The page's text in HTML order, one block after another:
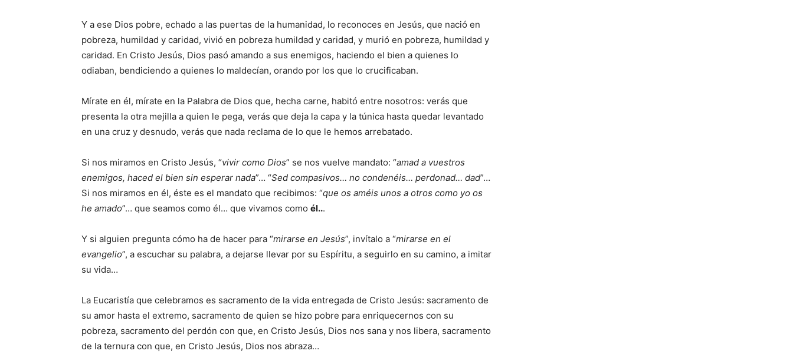
Y a ese Dios pobre, echado a las puertas de la humanidad, lo reconoces en Jesús, que nació en
pobreza, humildad y caridad, vivió en pobreza humildad y caridad, y murió en pobreza, humildad y
caridad. En Cristo Jesús, Dios pasó amando a sus enemigos, haciendo el bien a quienes lo
odiaban, bendiciendo a quienes lo maldecían, orando por los que lo crucificaban.
Mírate en él, mírate en la Palabra de Dios que, hecha carne, habitó entre nosotros: verás que
presenta la otra mejilla a quien le pega, verás que deja la capa y la túnica hasta quedar levantado
en una cruz y desnudo, verás que nada reclama de lo que le hemos arrebatado.
Si nos miramos en Cristo Jesús, “vivir como Dios” se nos vuelve mandato: “amad a vuestros
enemigos, haced el bien sin esperar nada”… “Sed compasivos… no condenéis… perdonad… dad”…
Si nos miramos en él, éste es el mandato que recibimos: “que os améis unos a otros como yo os
he amado”… que seamos como él… que vivamos como él...
Y si alguien pregunta cómo ha de hacer para “mirarse en Jesús”, invítalo a “mirarse en el
evangelio”, a escuchar su palabra, a dejarse llevar por su Espíritu, a seguirlo en su camino, a imitar
su vida…
La Eucaristía que celebramos es sacramento de la vida entregada de Cristo Jesús: sacramento de
su amor hasta el extremo, sacramento de quien se hizo pobre para enriquecernos con su
pobreza, sacramento del perdón con que, en Cristo Jesús, Dios nos sana y nos libera, sacramento
de la ternura con que, en Cristo Jesús, Dios nos abraza…